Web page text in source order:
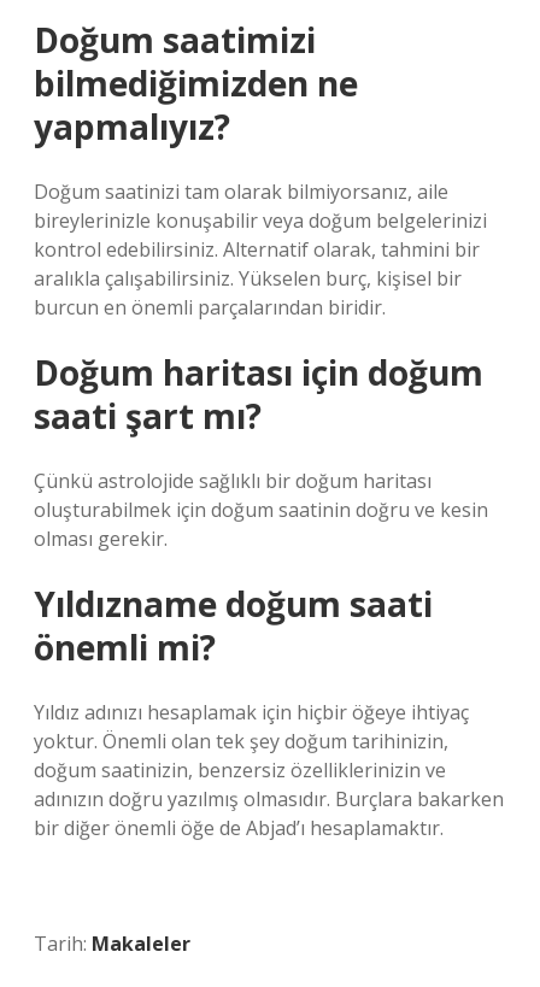
Doğum saatimizi
bilmediğimizden ne
yapmalıyız?
Doğum saatinizi tam olarak bilmiyorsanız, aile
bireylerinizle konuşabilir veya doğum belgelerinizi
kontrol edebilirsiniz. Alternatif olarak, tahmini bir
aralıkla çalışabilirsiniz. Yükselen burç, kişisel bir
burcun en önemli parçalarından biridir.
Doğum haritası için doğum
saati şart mı?
Çünkü astrolojide sağlıklı bir doğum haritası
oluşturabilmek için doğum saatinin doğru ve kesin
olması gerekir.
Yıldızname doğum saati
önemli mi?
Yıldız adınızı hesaplamak için hiçbir öğeye ihtiyaç
yoktur. Önemli olan tek şey doğum tarihinizin,
doğum saatinizin, benzersiz özelliklerinizin ve
adınızın doğru yazılmış olmasıdır. Burçlara bakarken
bir diğer önemli öğe de Abjad’ı hesaplamaktır.
Tarih: Makaleler